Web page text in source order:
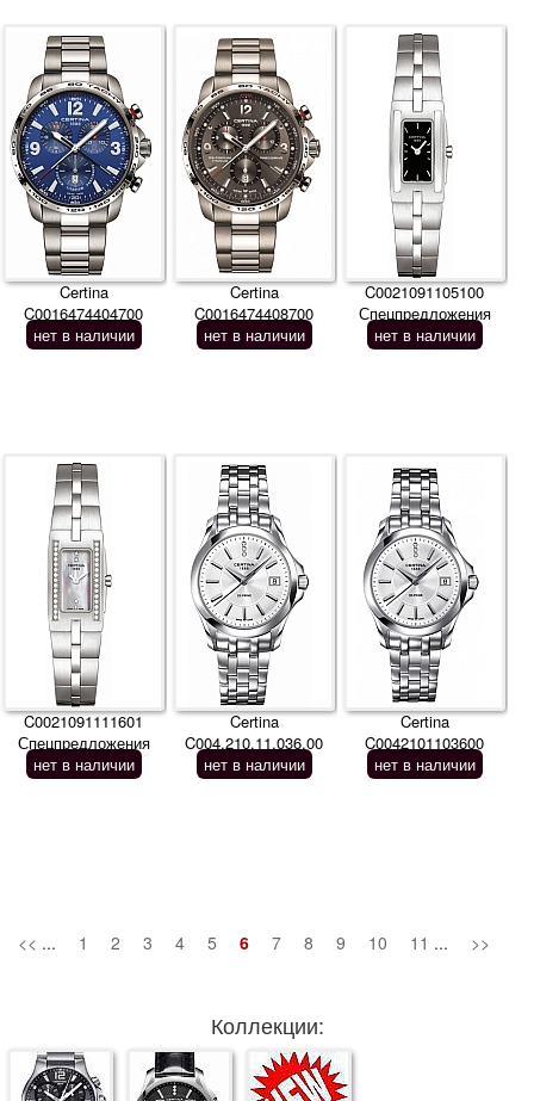
Certina
C0016474404700
нет в наличии
Certina
C0016474408700
нет в наличии
C0021091105100
Спецпредложения
нет в наличии
C0021091111601
Спецпредложения
нет в наличии
Certina
C004.210.11.036.00
нет в наличии
Certina
C0042101103600
нет в наличии
<< ... 1 2 3 4 5 6 7 8 9 10 11 ... >>
Коллекции: